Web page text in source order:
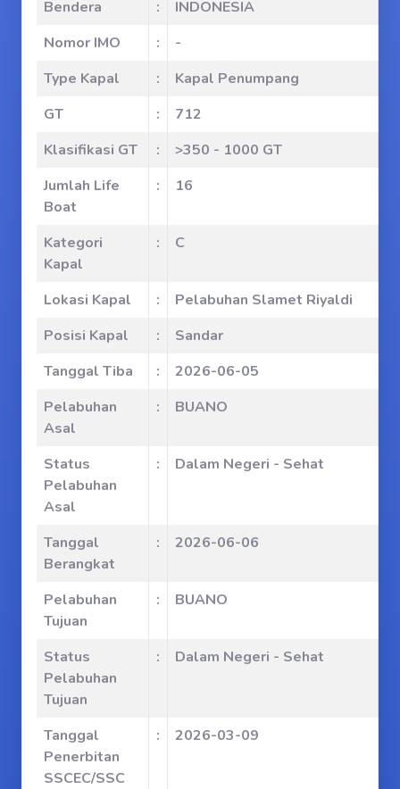
Bendera
:
INDONESIA
Nomor IMO
:
-
Type Kapal
:
Kapal Penumpang
GT
:
712
Klasifikasi GT
:
>350 - 1000 GT
Jumlah Life
Boat
: 16
Kategori
Kapal
: C
Lokasi Kapal :
Pelabuhan Slamet Riyaldi
Posisi Kapal
:
Sandar
Tanggal Tiba
:
2026-06-05
Pelabuhan
Asal
: BUANO
Status
Pelabuhan
Asal
: Dalam Negeri - Sehat
Tanggal
Berangkat
: 2026-06-06
Pelabuhan
Tujuan
: BUANO
Status
Pelabuhan
Tujuan
: Dalam Negeri - Sehat
Tanggal
Penerbitan
SSCEC/SSC
: 2026-03-09